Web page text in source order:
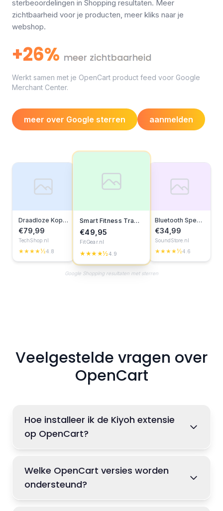
Draadloze Koptelefoon
€79,99
TechShop.nl
★★★★½4.8
Smart Fitness Tracker
€49,95
FitGear.nl
★★★★½4.9
Bluetooth Speaker
€34,99
SoundStore.nl
★★★★½4.6
Google Shopping resultaten met sterren
sterbeoordelingen in Shopping resultaten. Meer
zichtbaarheid voor je producten, meer kliks naar je
webshop.
+26% meer zichtbaarheid
Werkt samen met je OpenCart product feed voor Google
Merchant Center.
meer over Google sterren aanmelden
Veelgestelde vragen over
OpenCart
Hoe installeer ik de Kiyoh extensie
op OpenCart?
Welke OpenCart versies worden
ondersteund?